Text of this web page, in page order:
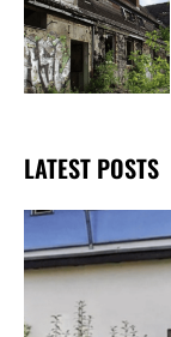
LATEST POSTS